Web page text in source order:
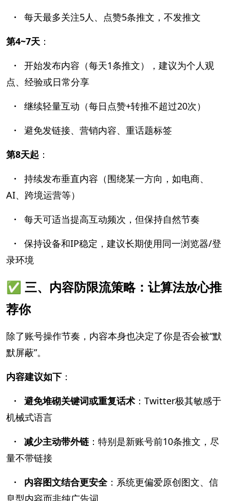
· 每天最多关注5人、点赞5条推文，不发推文
第4~7天 ：
·
开始发布内容（每天1条推文），建议为个人观
点、经验或日常分享
·
继续轻量互动（每日点赞+转推不超过20次）
·
避免发链接、营销内容、重话题标签
第8天起 ：
· 持续发布垂直内容（围绕某一方向，如电商、
AI、跨境运营等）
·
每天可适当提高互动频次，但保持自然节奏
·
保持设备和IP稳定，建议长期使用同一浏览器/登
录环境
✅ 三、内容防限流策略：让算法放心推
荐你
除了账号操作节奏，内容本身也决定了你是否会被“默
默屏蔽”。
内容建议如下 ：
· 避免堆砌关键词或重复话术 ：Twitter极其敏感于
机械式语言
· 减少主动带外链 ：特别是新账号前10条推文，尽
量不带链接
· 内容图文结合更安全：系统更偏爱原创图文、信
息型内容而非纯广告词